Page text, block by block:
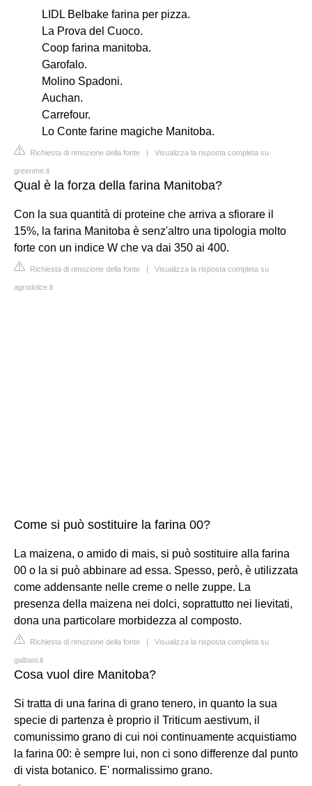
LIDL Belbake farina per pizza.
La Prova del Cuoco.
Coop farina manitoba.
Garofalo.
Molino Spadoni.
Auchan.
Carrefour.
Lo Conte farine magiche Manitoba.
Richiesta di rimozione della fonte | Visualizza la risposta completa su
greenme.it
Qual è la forza della farina Manitoba?
Con la sua quantità di proteine che arriva a sfiorare il
15%, la farina Manitoba è senz'altro una tipologia molto
forte con un indice W che va dai 350 ai 400.
Richiesta di rimozione della fonte | Visualizza la risposta completa su
agrodolce.it
Come si può sostituire la farina 00?
La maizena, o amido di mais, si può sostituire alla farina
00 o la si può abbinare ad essa. Spesso, però, è utilizzata
come addensante nelle creme o nelle zuppe. La
presenza della maizena nei dolci, soprattutto nei lievitati,
dona una particolare morbidezza al composto.
Richiesta di rimozione della fonte | Visualizza la risposta completa su
galbani.it
Cosa vuol dire Manitoba?
Si tratta di una farina di grano tenero, in quanto la sua
specie di partenza è proprio il Triticum aestivum, il
comunissimo grano di cui noi continuamente acquistiamo
la farina 00: è sempre lui, non ci sono differenze dal punto
di vista botanico. E' normalissimo grano.